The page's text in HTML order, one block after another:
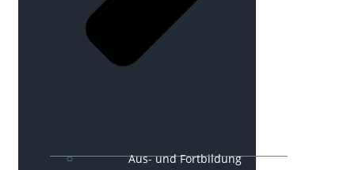
Aus- und Fortbildung